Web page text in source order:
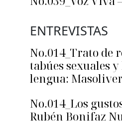
ENTREVISTAS
No.014_Trato de
tabúes sexuales y
lengua: Masoliver
No.014_Los
Rubén Bonifaz